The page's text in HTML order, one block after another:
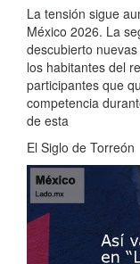
La tensión sigue
México 2026. La
descubierto
los habitantes del
participantes que
competencia
de esta
El Siglo de Torreón